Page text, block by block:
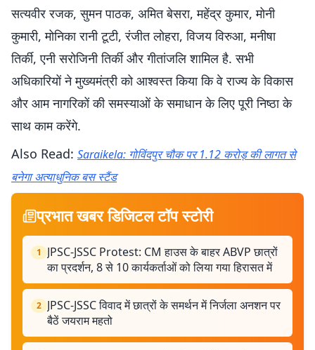
सत्यवीर रजक, सुमन पाठक, अमित बेसरा, महेंद्र कुमार, मोनी
कुमारी, मोनिका रानी टूटी, रंजीत लोहरा, विजय विरुआ, मनीषा
तिर्की, एनी सरोजिनी तिर्की और गीतांजलि शामिल है. सभी
अधिकारियों ने मुख्यमंत्री को आश्वस्त किया कि वे राज्य के विकास
और आम नागरिकों की समस्याओं के समाधान के लिए पूरी निष्ठा के
साथ काम करेंगे.
Also Read: Saraikela: गोविंदपुर चौक पर 1.12 करोड़ की लागत से
बनेगा अत्याधुनिक बस स्टैंड
प्रभात खबर डिजिटल टॉप स्टोरी
1
JPSC-JSSC Protest: CM हाउस के बाहर ABVP छात्रों
का प्रदर्शन, 8 से 10 कार्यकर्ताओं को लिया गया हिरासत में
2 JPSC-JSSC विवाद में छात्रों के समर्थन में निर्जला अनशन पर
बैठें जयराम महतो